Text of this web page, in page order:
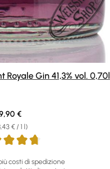
Gin 41,3% vol. 0,70l
costi di spedizione
€ / 1 l)
price:
€